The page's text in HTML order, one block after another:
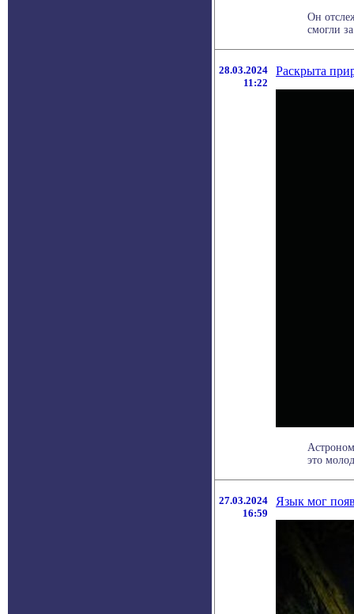
Он
смогли
28.03.2024
11:22
Раскрыта
это
27.03.2024
16:59
Язык мог